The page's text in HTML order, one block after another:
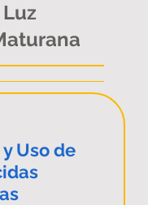
Uso de